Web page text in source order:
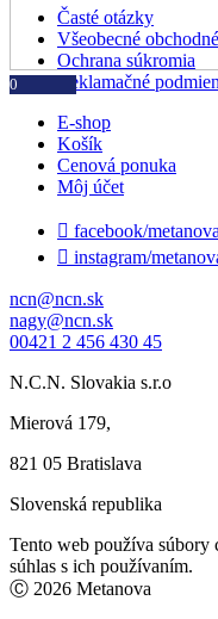
0
Časté otázky
Všeobecné
Ochrana súkromia
Reklamačné
E-shop
Košík
Cenová ponuka
Môj účet
 facebook/metanova
 instagram/
ncn@ncn.sk
nagy@ncn.sk
00421 2 456 430 45
N.C.N. Slovakia s.r.o
Mierová 179,
821 05 Bratislava
Slovenská republika
Tento web používa súbory
súhlas s ich používaním.
Ⓒ 2026 Metanova